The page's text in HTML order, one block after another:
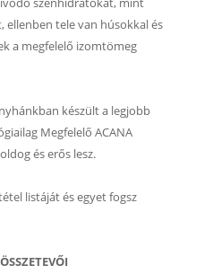
tele van húsokkal és
a megfelelő izomtömeg
készült a legjobb
Megfelelő ACANA
és erős lesz.
listáját és egyet fogsz